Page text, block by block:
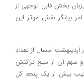
بخش قابل توجهی از
بیانگر نقش موثر این
امسال از تعداد
پرداخت کشور ۲۲.۰۲ درصد و سهم آن از مبلغ تراکنش
ترتیب بیش از یک پنجم کل